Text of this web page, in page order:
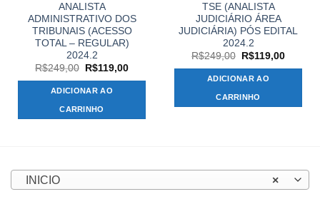
ANALISTA
ADMINISTRATIVO DOS
TRIBUNAIS (ACESSO
TOTAL – REGULAR)
2024.2
R$249,00
O
original
era:
R$249,00.
R$119,00O
ADICIONAR AO
CARRINHO
TSE (ANALISTA
JUDICIÁRIO ÁREA
JUDICIÁRIA) PÓS EDITAL
2024.2
R$249,00
O
original
era:
R$249,00.
R$119,00O
ADICIONAR AO
CARRINHO
×
INICIO